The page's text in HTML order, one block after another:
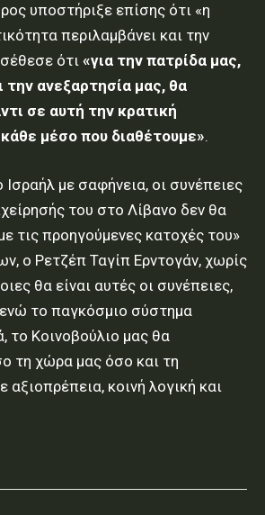
υποστήριξε επίσης ότι «η
περιλαμβάνει και την
ότι «για την πατρίδα μας,
την ανεξαρτησία μας, θα
σε αυτή την κρατική
μέσο που διαθέτουμε».
με σαφήνεια, οι συνέπειες
του στο Λίβανο δεν θα
τις προηγούμενες κατοχές του»
ο Ρετζέπ Ταγίπ Ερντογάν, χωρίς
θα είναι αυτές οι συνέπειες,
το παγκόσμιο σύστημα
το Κοινοβούλιο μας θα
τη χώρα μας όσο και τη
κοινή λογική και